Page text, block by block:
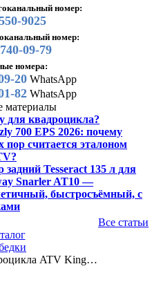
номер:
9025
номер:
09-79
номера:
20WhatsApp
82WhatsApp
материалы
для квадроцикла?
700 EPS 2026: почему
пор считается эталоном
задний Tesseract 135 л для
Snarler AT10 —
быстросъёмный, с
Все статьи
ATV King…